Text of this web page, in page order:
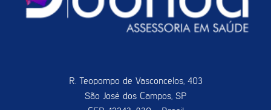
R. Teopompo de Vasconcelos, 403
São José dos Campos, SP